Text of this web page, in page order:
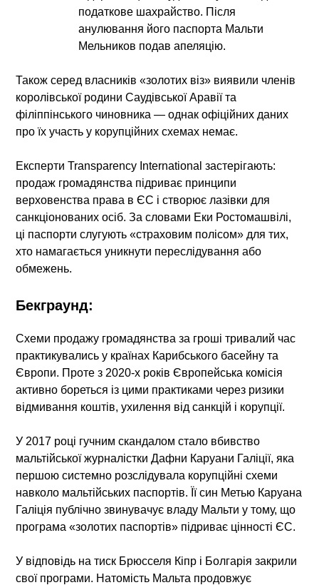
податкове шахрайство. Після
анулювання його паспорта Мальти
Мельников подав апеляцію.
Також серед власників «золотих віз» виявили членів
королівської родини Саудівської Аравії та
філіппінського чиновника — однак офіційних даних
про їх участь у корупційних схемах немає.
Експерти Transparency International застерігають:
продаж громадянства підриває принципи
верховенства права в ЄС і створює лазівки для
санкціонованих осіб. За словами Еки Ростомашвілі,
ці паспорти слугують «страховим полісом» для тих,
хто намагається уникнути переслідування або
обмежень.
Бекграунд:
Схеми продажу громадянства за гроші тривалий час
практикувались у країнах Карибського басейну та
Європи. Проте з 2020-х років Європейська комісія
активно бореться із цими практиками через ризики
відмивання коштів, ухилення від санкцій і корупції.
У 2017 році гучним скандалом стало вбивство
мальтійської журналістки Дафни Каруани Галіції, яка
першою системно розслідувала корупційні схеми
навколо мальтійських паспортів. Її син Метью Каруана
Галіція публічно звинувачує владу Мальти у тому, що
програма «золотих паспортів» підриває цінності ЄС.
У відповідь на тиск Брюсселя Кіпр і Болгарія закрили
свої програми. Натомість Мальта продовжує